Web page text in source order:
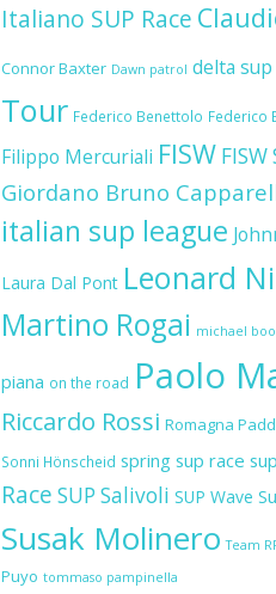
Italiano SUP Race
Connor Baxter Dawn patrol delta sup
Tour Federico Benettolo Federico
Filippo Mercuriali FISW
Giordano Bruno
italian sup league
Laura Dal Pont Leonard
Martino Rogai michael
piana on the road Paolo
Riccardo Rossi Romagna
Sonni Hönscheid spring sup race sup
Race SUP Salivoli SUP Wave
Susak Molinero Team
Puyo tommaso pampinella